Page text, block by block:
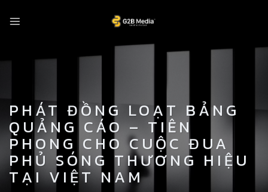
PHÁT ĐỒNG LOẠT BẢNG
QUẢNG CÁO – TIÊN
PHONG CHO CUỘC ĐUA
PHỦ SÓNG THƯƠNG HIỆU
TẠI VIỆT NAM